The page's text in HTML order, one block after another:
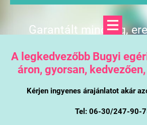
Garantált minőség,
A legkedvezőbb Bugyi
áron, gyorsan,
Kérjen ingyenes árajánlatot akár
Tel: 06-30/247-90-